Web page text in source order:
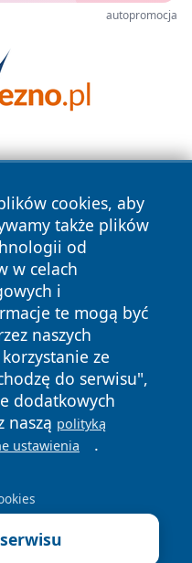
autopromocja
cookies, aby
także plików
od
w celach
i
te mogą być
naszych
ze
do serwisu",
dodatkowych
naszą polityką
ustawienia .
prawa
Polityka
Cookies